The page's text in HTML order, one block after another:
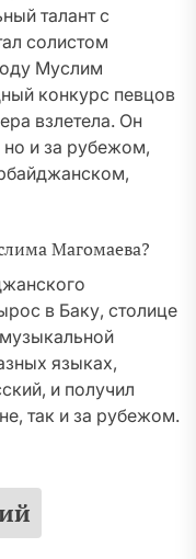
талант с
солистом
Муслим
конкурс певцов
взлетела. Он
но и за рубежом,
Магомаева?
в Баку, столице
языках,
и получил
так и за рубежом.